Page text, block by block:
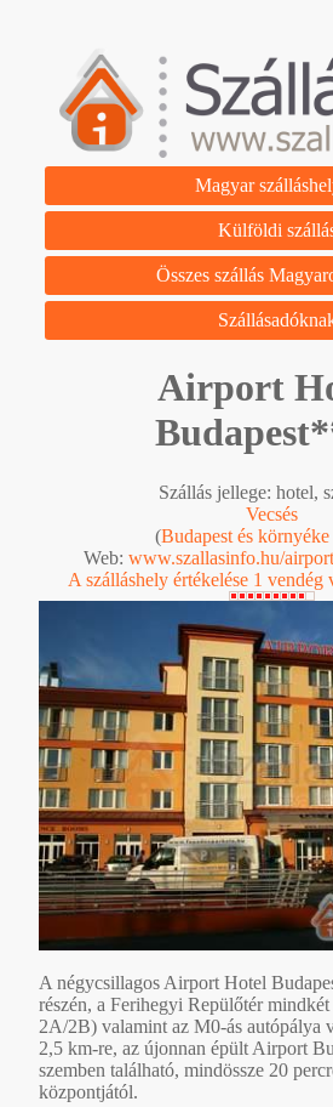
Magyar
Külföldi
Összes szállás
Airport
Szállás jellege: hotel,
Vecsés
(Budapest és környéke
Web: www.szallasinfo.hu/
A szálláshely értékelése 1 vendég
A négycsillagos Airport Hotel
részén, a Ferihegyi Repülőtér
2A/2B) valamint az M0-ás autópálya
2,5 km-re, az újonnan épült Airport
szemben található, mindössze 20
központjától.